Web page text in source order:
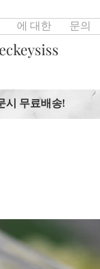
에 대한 문의
시 무료배송!